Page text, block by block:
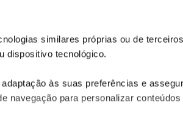
similares próprias ou de
dispositivo tecnológico.
às suas preferências e
navegação para personalizar